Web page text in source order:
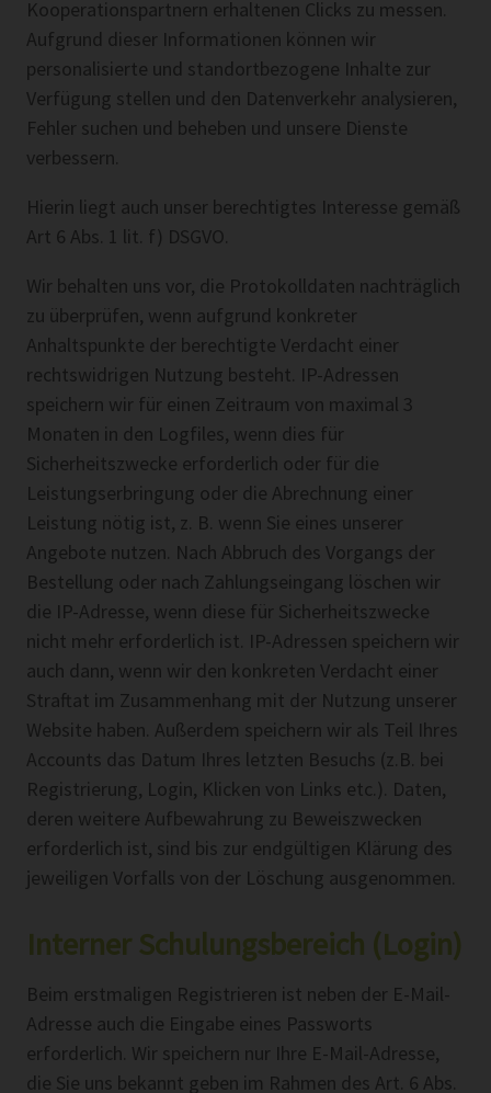
Kooperationspartnern erhaltenen Clicks zu messen.
Aufgrund dieser Informationen können wir
personalisierte und standortbezogene Inhalte zur
Verfügung stellen und den Datenverkehr analysieren,
Fehler suchen und beheben und unsere Dienste
verbessern.
Hierin liegt auch unser berechtigtes Interesse gemäß
Art 6 Abs. 1 lit. f) DSGVO.
Wir behalten uns vor, die Protokolldaten nachträglich
zu überprüfen, wenn aufgrund konkreter
Anhaltspunkte der berechtigte Verdacht einer
rechtswidrigen Nutzung besteht. IP-Adressen
speichern wir für einen Zeitraum von maximal 3
Monaten in den Logfiles, wenn dies für
Sicherheitszwecke erforderlich oder für die
Leistungserbringung oder die Abrechnung einer
Leistung nötig ist, z. B. wenn Sie eines unserer
Angebote nutzen. Nach Abbruch des Vorgangs der
Bestellung oder nach Zahlungseingang löschen wir
die IP-Adresse, wenn diese für Sicherheitszwecke
nicht mehr erforderlich ist. IP-Adressen speichern wir
auch dann, wenn wir den konkreten Verdacht einer
Straftat im Zusammenhang mit der Nutzung unserer
Website haben. Außerdem speichern wir als Teil Ihres
Accounts das Datum Ihres letzten Besuchs (z.B. bei
Registrierung, Login, Klicken von Links etc.). Daten,
deren weitere Aufbewahrung zu Beweiszwecken
erforderlich ist, sind bis zur endgültigen Klärung des
jeweiligen Vorfalls von der Löschung ausgenommen.
Interner Schulungsbereich (Login)
Beim erstmaligen Registrieren ist neben der E-Mail-
Adresse auch die Eingabe eines Passworts
erforderlich. Wir speichern nur Ihre E-Mail-Adresse,
die Sie uns bekannt geben im Rahmen des Art. 6 Abs.